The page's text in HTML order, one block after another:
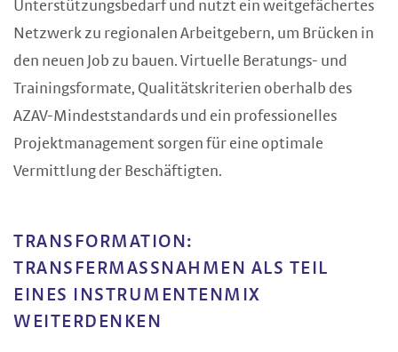
Unterstützungsbedarf und nutzt ein weitgefächertes
Netzwerk zu regionalen Arbeitgebern, um Brücken in
den neuen Job zu bauen. Virtuelle Beratungs- und
Trainingsformate, Qualitätskriterien oberhalb des
AZAV-Mindeststandards und ein professionelles
Projektmanagement sorgen für eine optimale
Vermittlung der Beschäftigten.
TRANSFORMATION:
TRANSFERMASSNAHMEN ALS TEIL E
INES INSTRUMENTENMIX W
EITERDENKEN